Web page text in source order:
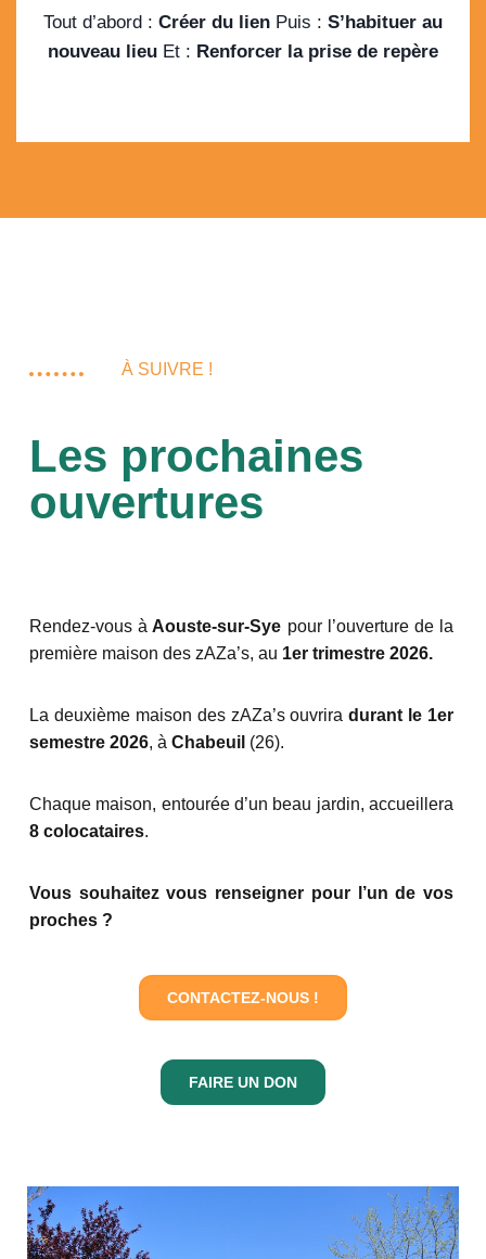
Tout d’abord : Créer du lien Puis : S’habituer au
nouveau lieu Et : Renforcer la prise de repère
À SUIVRE !
Les prochaines
ouvertures
Rendez-vous à Aouste-sur-Sye pour l’ouverture de la
première maison des zAZa’s, au 1er trimestre 2026.
La deuxième maison des zAZa’s ouvriradurant le 1er
semestre 2026, à Chabeuil (26).
Chaque maison, entourée d’un beau jardin, accueillera
8 colocataires.
Vous souhaitez vous renseigner pour l’un de vos
proches ?
CONTACTEZ-NOUS !
FAIRE UN DON